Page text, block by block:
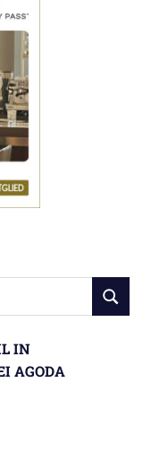
SUCHEN
IN S